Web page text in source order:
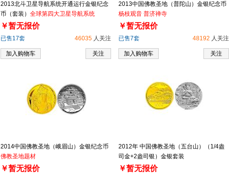
2013北斗卫星导航系统开通运行金银纪念
币（套装） 全球第四大卫星导航系统
￥暂无报价
46035 人关注
已售17套
关注
加入购物车
2013中国佛教圣地（普陀山）金银纪念币
杨枝观音 普济禅寺
￥暂无报价
48192 人关注
已售7套
关注
加入购物车
2014中国佛教圣地（峨眉山）金银纪念币
佛教圣地题材
￥暂无报价
2012年 中国佛教圣地（五台山）（1/4盎
司金+2盎司银）金银套装
￥暂无报价